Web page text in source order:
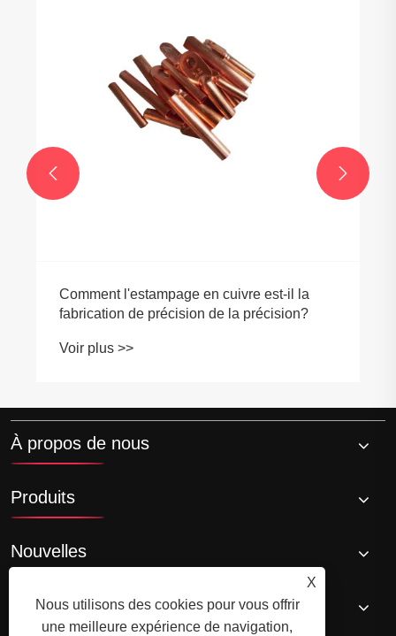
Comment l'estampage en cuivre est-il la
fabrication de précision de la précision?
Voir plus >>
 
À propos de nous
Produits
Nouvelles
Contactez-nous
X
Nous utilisons des cookies pour vous offrir
une meilleure expérience de navigation,